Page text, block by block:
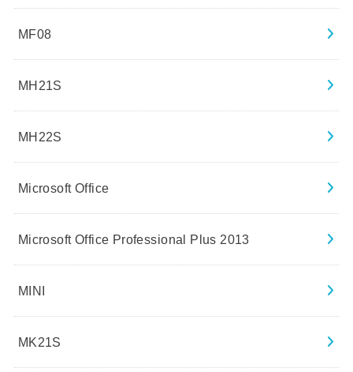
MF08
MH21S
MH22S
Microsoft Office
Microsoft Office Professional Plus 2013
MINI
MK21S